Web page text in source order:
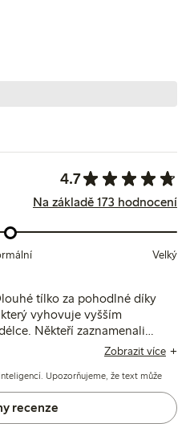
4.7
Na základě 173 hodnocení
Velký
tílko za pohodlné díky
vyhovuje vyšším
Někteří zaznamenali
výstřihu a velikostech
tuhost nebo podráždění
Zobrazit více
Upozorňujeme, že text může
recenze